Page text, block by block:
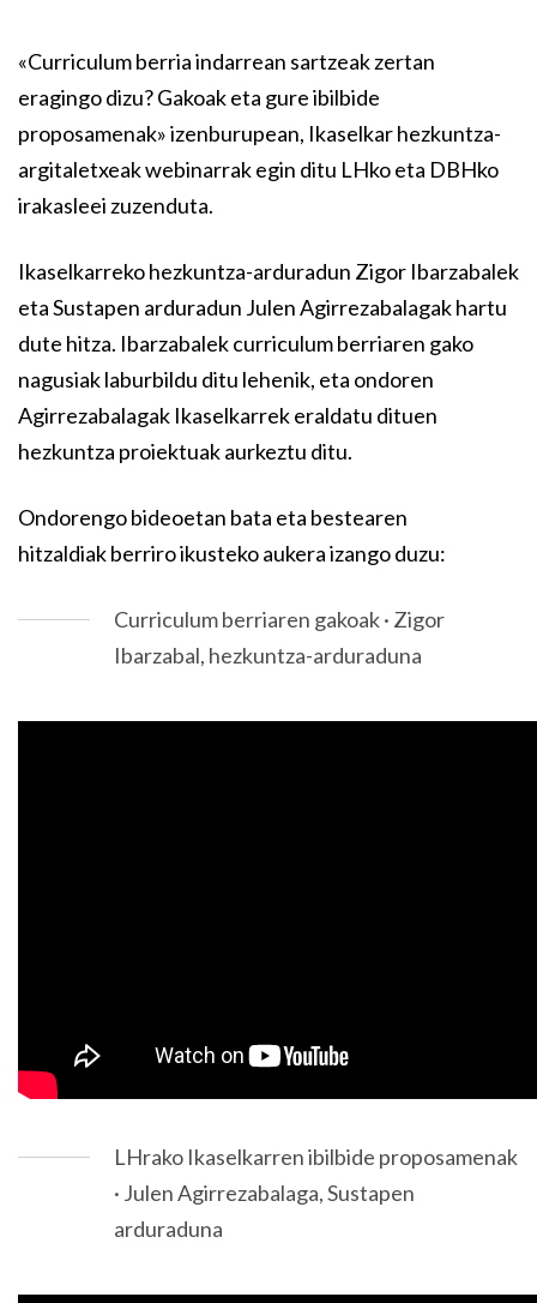
«Curriculum berria indarrean sartzeak zertan
eragingo dizu? Gakoak eta gure ibilbide
proposamenak» izenburupean, Ikaselkar hezkuntza-
argitaletxeak webinarrak egin ditu LHko eta DBHko
irakasleei zuzenduta.
Ikaselkarreko hezkuntza-arduradun Zigor Ibarzabalek
eta Sustapen arduradun Julen Agirrezabalagak hartu
dute hitza. Ibarzabalek curriculum berriaren gako
nagusiak laburbildu ditu lehenik, eta ondoren
Agirrezabalagak Ikaselkarrek eraldatu dituen
hezkuntza proiektuak aurkeztu ditu.
Ondorengo bideoetan bata eta bestearen
hitzaldiak berriro ikusteko aukera izango duzu:
Curriculum berriaren gakoak · Zigor
Ibarzabal, hezkuntza-arduraduna
LHrako Ikaselkarren ibilbide proposamenak
· Julen Agirrezabalaga, Sustapen
arduraduna